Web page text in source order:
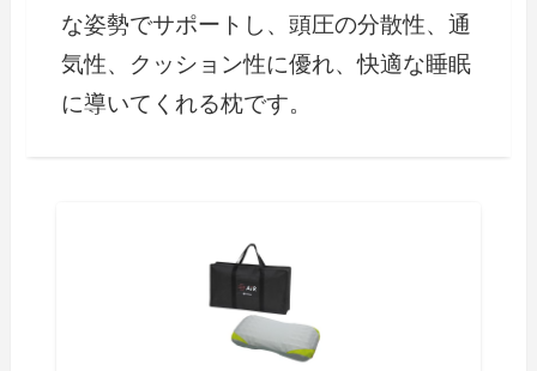
な姿勢でサポートし、頭圧の分散性、通
気性、クッション性に優れ、快適な睡眠
に導いてくれる枕です。